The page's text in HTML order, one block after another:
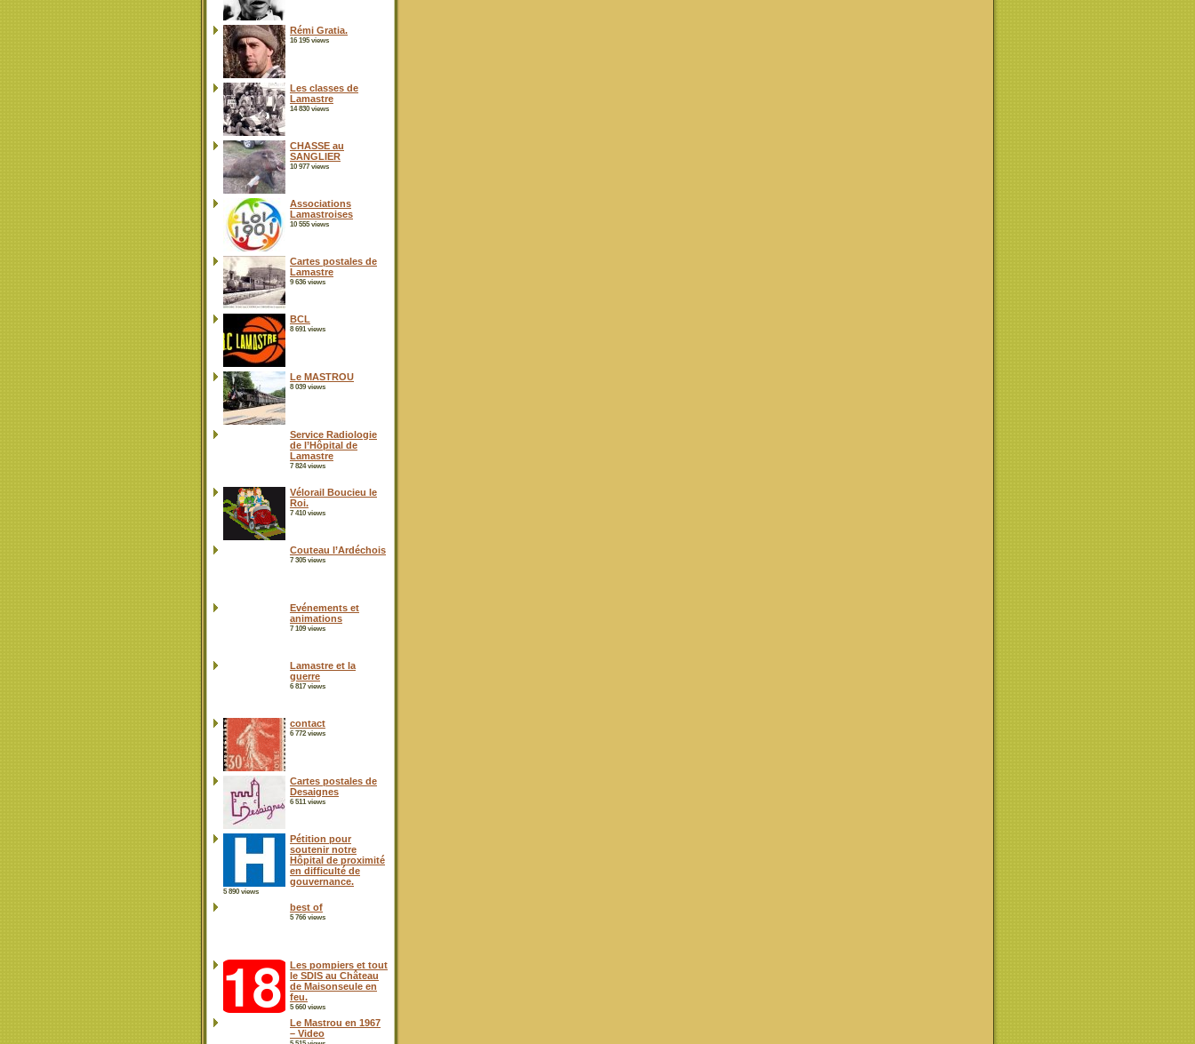
Rémi Gratia.
16 195 views
Les classes de
Lamastre
14 830 views
CHASSE au
SANGLIER
10 977 views
Associations
Lamastroises
10 555 views
Cartes postales de
Lamastre
9 636 views
BCL
8 691 views
Le MASTROU
8 039 views
Service Radiologie
de l’Hôpital de
Lamastre
7 824 views
Vélorail Boucieu le
Roi.
7 410 views
Couteau l’Ardéchois
7 305 views
Evénements et
animations
7 109 views
Lamastre et la
guerre
6 817 views
contact
6 772 views
Cartes postales de
Desaignes
6 511 views
Pétition pour
soutenir notre
Hôpital de proximité
en difficulté de
gouvernance.
5 890 views
best of
5 766 views
Les pompiers et tout
le SDIS au Château
de Maisonseule en
feu.
5 660 views
Le Mastrou en 1967
– Video